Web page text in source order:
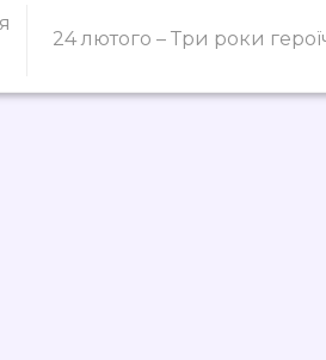
24 лютого – Три роки